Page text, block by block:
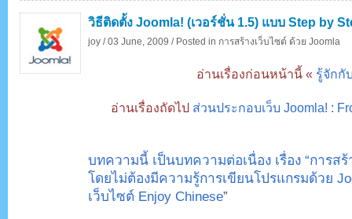
วิธีติดตั้ง Joomla! (เวอร์ชั่น 1.5) แบบ Step by
joy / 03 June, 2009 / Posted in การสร้างเว็บไซต์ ด้วย Joomla
อ่านเรื่องก่อนหน้านี้ « รู้จักกั
อ่านเรื่องถัดไป ส่วนประกอบเว็บ Joomla! :
บทความนี้ เป็นบทความต่อเนื่อง เรื่อง “การส
โดยไม่ต้องมีความรู้การเขียนโปรแกรมด้วย
เว็บไซต์ Enjoy Chinese”